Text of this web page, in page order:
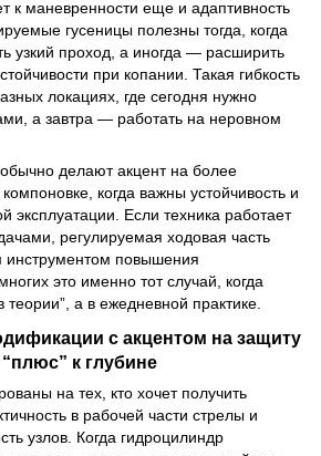
к маневренности еще и адаптивность
гусеницы полезны тогда, когда
узкий проход, а иногда — расширить
при копании. Такая гибкость
локациях, где сегодня нужно
а завтра — работать на неровном
делают акцент на более
когда важны устойчивость и
эксплуатации. Если техника работает
регулируемая ходовая часть
инструментом повышения
это именно тот случай, когда
теории”, а в ежедневной практике.
с акцентом на защиту
к глубине
на тех, кто хочет получить
в рабочей части стрелы и
узлов. Когда гидроцилиндр